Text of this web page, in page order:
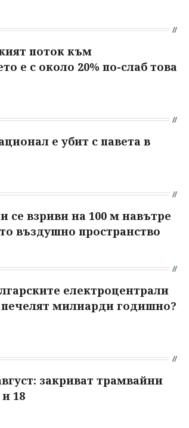
поток към
е с около 20% по-слаб това
е убит с павета в
се взриви на 100 м навътре
въздушно пространство
електроцентрали
милиарди годишно?
закриват трамвайни
18